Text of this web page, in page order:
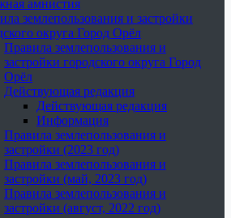
амнистия
землепользования и застройки
округа Город Орёл
Правила землепользования и
застройки городского округа Город
Орёл
Действующая редакция
Действующая редакция
Информация
Правила землепользования и
застройки (2023 год)
Правила землепользования и
застройки (май, 2023 год)
Правила землепользования и
застройки (август, 2022 год)